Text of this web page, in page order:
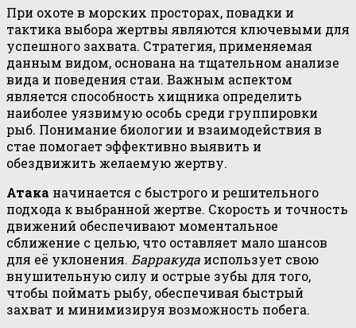
При охоте в морских просторах, повадки и
тактика выбора жертвы являются ключевыми для
успешного захвата. Стратегия, применяемая
данным видом, основана на тщательном анализе
вида и поведения стаи. Важным аспектом
является способность хищника определить
наиболее уязвимую особь среди группировки
рыб. Понимание биологии и взаимодействия в
стае помогает эффективно выявить и
обездвижить желаемую жертву.
Атака начинается с быстрого и решительного
подхода к выбранной жертве. Скорость и точность
движений обеспечивают моментальное
сближение с целью, что оставляет мало шансов
для её уклонения. Барракуда использует свою
внушительную силу и острые зубы для того,
чтобы поймать рыбу, обеспечивая быстрый
захват и минимизируя возможность побега.